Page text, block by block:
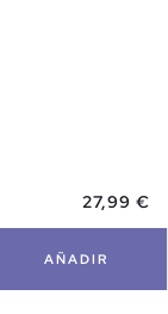
27,99 €
AÑADIR